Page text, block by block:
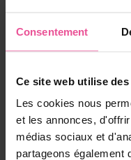
Consentement
Ce site web utilise des
Les cookies nous
et les annonces,
médias sociaux et
partageons également
Beige Noir